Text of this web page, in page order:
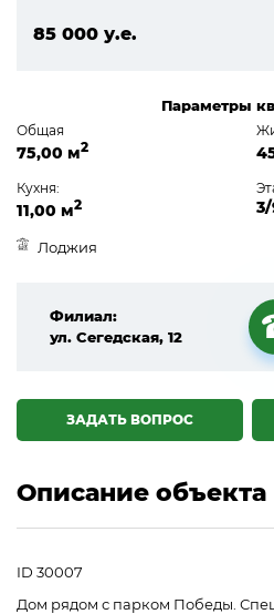
85 000 у.е.
Параметры
Общая
75,00 м2
Кухня:
11,00 м2
Лоджия
Филиал:
ул. Сегедская, 12
ЗАДАТЬ ВОПРОС
Описание объекта
ID 30007
Дом рядом с парком Победы.